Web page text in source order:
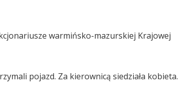
warmińsko-mazurskiej Krajowej
pojazd. Za kierownicą siedziała kobieta.